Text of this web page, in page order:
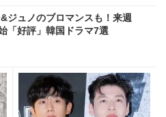
ジュノのブロマンスも！来週
「好評」韓国ドラマ7選